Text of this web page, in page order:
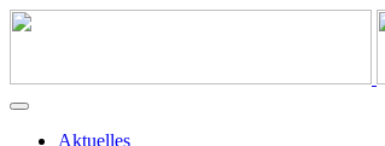
Aktuelles